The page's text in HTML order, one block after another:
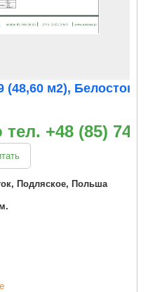
м2), Белосток
+48 (85) 749
Подляское, Польша